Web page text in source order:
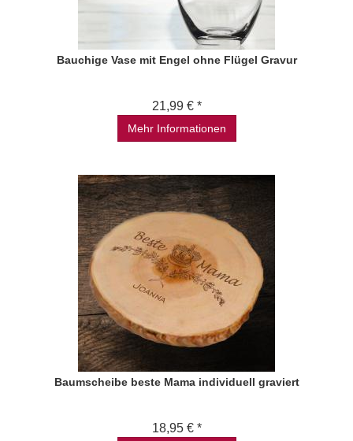
Bauchige Vase mit Engel ohne Flügel Gravur
21,99 € *
Mehr Informationen
Baumscheibe beste Mama individuell graviert
18,95 € *